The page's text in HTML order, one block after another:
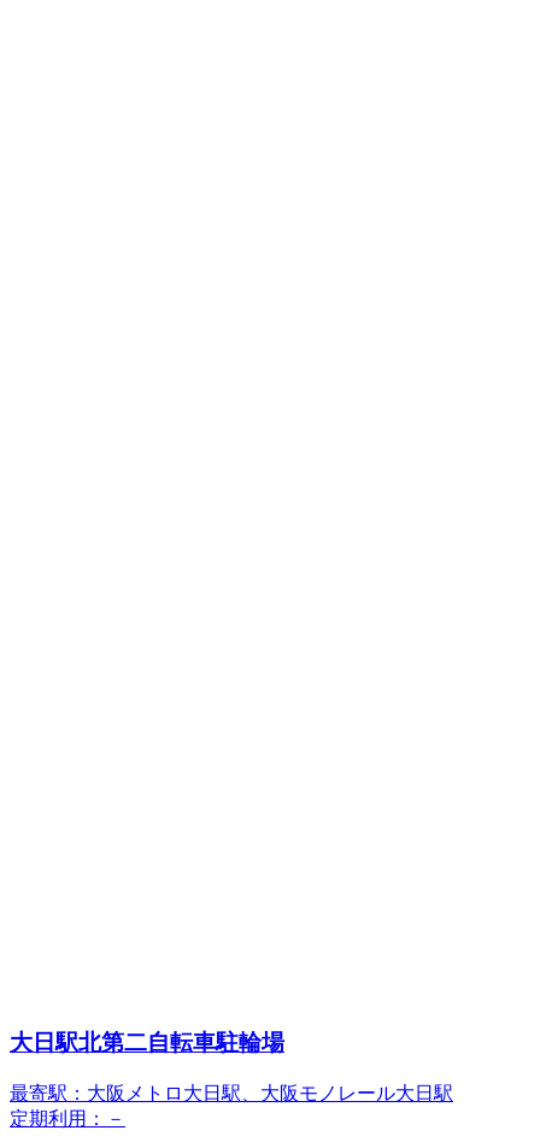
大日駅北第二自転車駐輪場
最寄駅：大阪メトロ大日駅、大阪モノレール大日駅
定期利用：－